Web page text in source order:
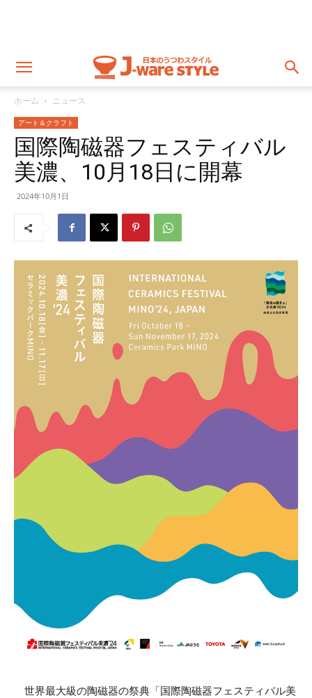
ホーム ニュース
アート＆クラフト
国際陶磁器フェスティバル
美濃、10月18日に開幕
2024年10月1日
世界最大級の陶磁器の祭典「国際陶磁器フェスティバル美